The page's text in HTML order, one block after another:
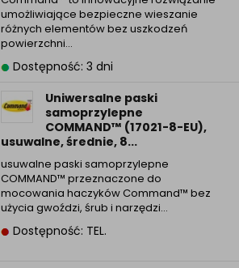
umożliwiające bezpieczne wieszanie
różnych elementów bez uszkodzeń
powierzchni…
Dostępność: 3 dni
Uniwersalne paski
samoprzylepne
COMMAND™ (17021-8-EU),
usuwalne, średnie, 8...
usuwalne paski samoprzylepne
COMMAND™ przeznaczone do
mocowania haczyków Command™ bez
użycia gwoździ, śrub i narzędzi…
Dostępność: TEL.